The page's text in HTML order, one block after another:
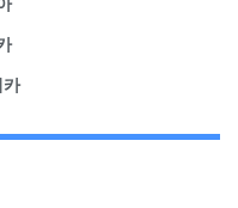
카